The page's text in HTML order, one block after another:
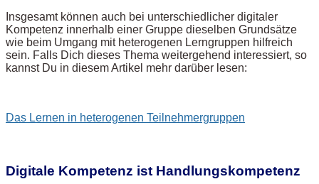
Insgesamt können auch bei unterschiedlicher digitaler
Kompetenz innerhalb einer Gruppe dieselben Grundsätze
wie beim Umgang mit heterogenen Lerngruppen hilfreich
sein. Falls Dich dieses Thema weitergehend interessiert, so
kannst Du in diesem Artikel mehr darüber lesen:
Das Lernen in heterogenen Teilnehmergruppen
Digitale Kompetenz ist Handlungskompetenz